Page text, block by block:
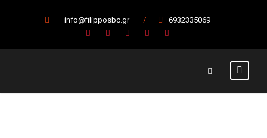
info@filipposbc.gr / 6932335069